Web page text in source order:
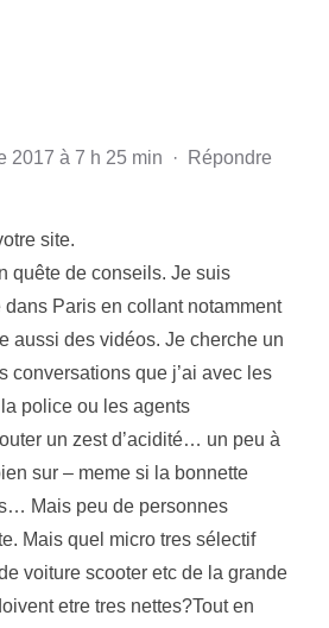
2017 à 7 h 25 min · Répondre
site.
quête de conseils. Je suis
Paris en collant notamment
aussi des vidéos. Je cherche un
conversations que j’ai avec les
police ou les agents
un zest d’acidité… un peu à
sur – meme si la bonnette
Mais peu de personnes
Mais quel micro tres sélectif
voiture scooter etc de la grande
etre tres nettes?Tout en